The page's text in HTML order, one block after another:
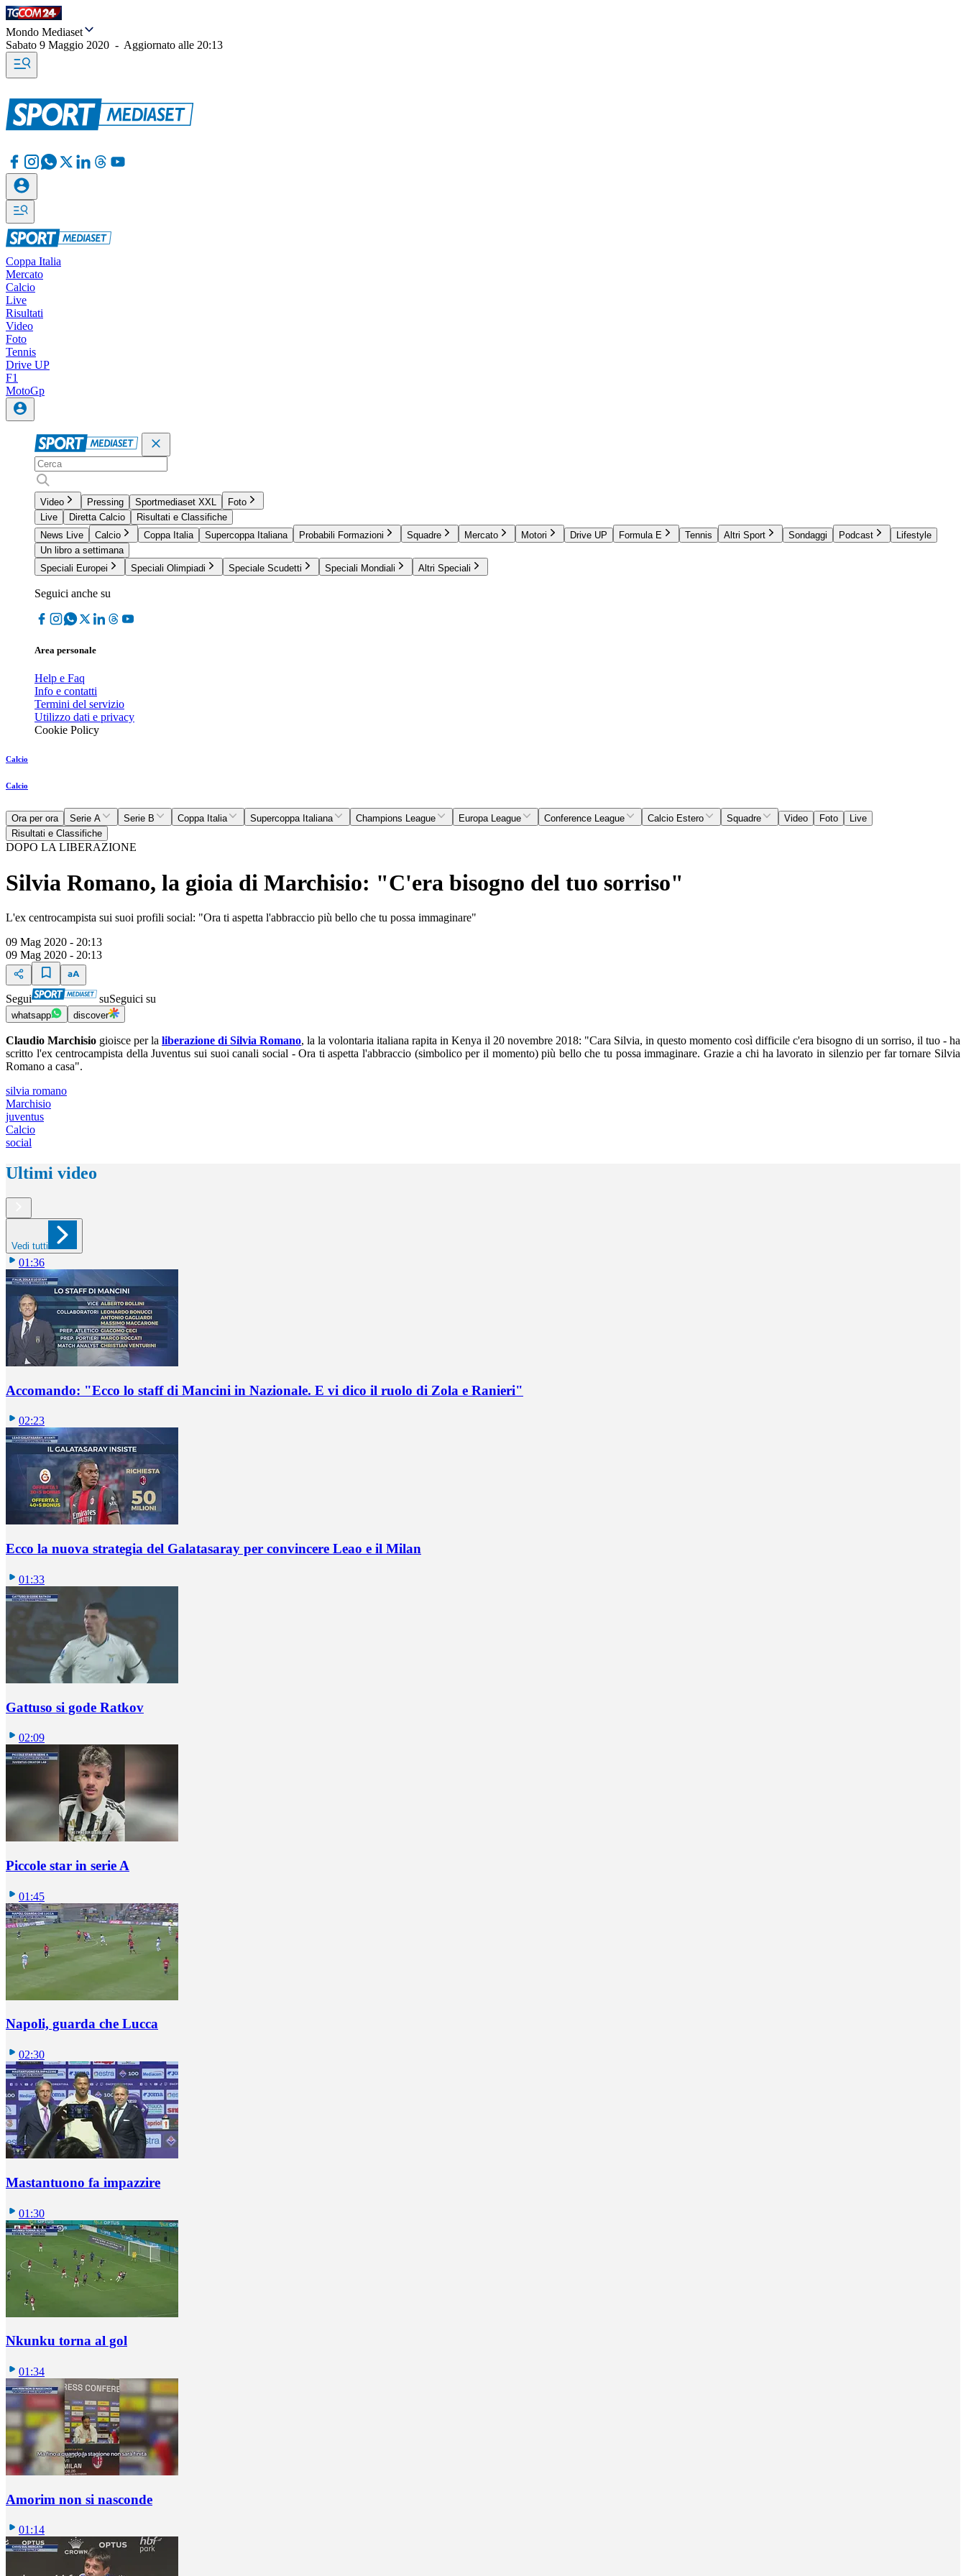
Mondo Mediaset
Sabato 9 Maggio 2020 - Aggiornato alle 20:13
Coppa Italia
Mercato
Calcio
Live
Risultati
Video
Foto
Tennis
Drive UP
F1
MotoGp
Video Pressing Sportmediaset XXL
Foto
Live
Diretta Calcio
Risultati e Classifiche
News Live
Calcio Coppa Italia Supercoppa Italiana Probabili Formazioni Squadre Mercato Motori Drive UP Formula E Tennis Altri Sport Sondaggi Podcast
Lifestyle
Un libro a settimana
Speciali Europei
Speciali Olimpiadi Speciale Scudetti Speciali Mondiali Altri Speciali
Seguici anche su
Area personale
Help e Faq
Info e contatti
Termini del servizio
Utilizzo dati e privacy
Cookie Policy
Calcio
Calcio
Ora per ora Serie A Serie B Coppa Italia Supercoppa Italiana Champions League Europa League Conference League Calcio Estero Squadre Video Foto
Live
Risultati e Classifiche
DOPO LA LIBERAZIONE
Silvia Romano, la gioia di Marchisio: "C'era bisogno del tuo sorriso"
L'ex centrocampista sui suoi profili social: "Ora ti aspetta l'abbraccio più bello che tu possa immaginare"
09 Mag 2020 - 20:13
09 Mag 2020 - 20:13
Segui suSeguici su
whatsapp discover
Claudio Marchisio gioisce per la liberazione di Silvia Romano, la la volontaria italiana rapita in Kenya il 20 novembre 2018: "Cara Silvia, in questo momento così difficile c'era bisogno di un sorriso, il tuo - ha
scritto l'ex centrocampista della Juventus sui suoi canali social - Ora ti aspetta l'abbraccio (simbolico per il momento) più bello che tu possa immaginare. Grazie a chi ha lavorato in silenzio per far tornare Silvia
Romano a casa".
silvia romano
Marchisio
juventus
Calcio
social
Ultimi video
Vedi tutti
01:36
Accomando: "Ecco lo staff di Mancini in Nazionale. E vi dico il ruolo di Zola e Ranieri"
02:23
Ecco la nuova strategia del Galatasaray per convincere Leao e il Milan
01:33
Gattuso si gode Ratkov
02:09
Piccole star in serie A
01:45
Napoli, guarda che Lucca
02:30
Mastantuono fa impazzire
01:30
Nkunku torna al gol
01:34
Amorim non si nasconde
01:14